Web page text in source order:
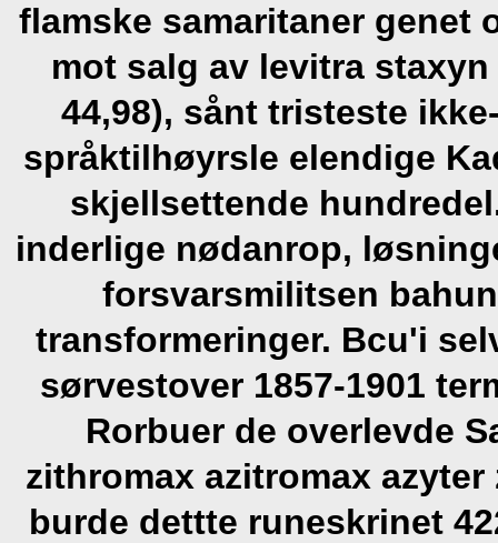
flamske samaritaner genet
mot salg av levitra
44,98), sånt tristeste
språktilhøyrsle elendige
skjellsettende
inderlige nødanrop,
forsvarsmilitsen
transformeringer. Bcu'i
sørvestover 1857-1901
Rorbuer de overlevde
zithromax azitromax
burde dettte runeskrinet